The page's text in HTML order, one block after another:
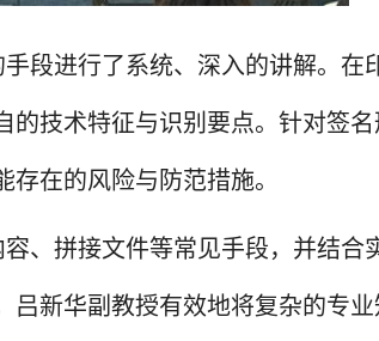
段进行了系统、深入的讲解。在
技术特征与识别要点。针对签
在的风险与防范措施。
、拼接文件等常见手段，并结合
新华副教授有效地将复杂的专业